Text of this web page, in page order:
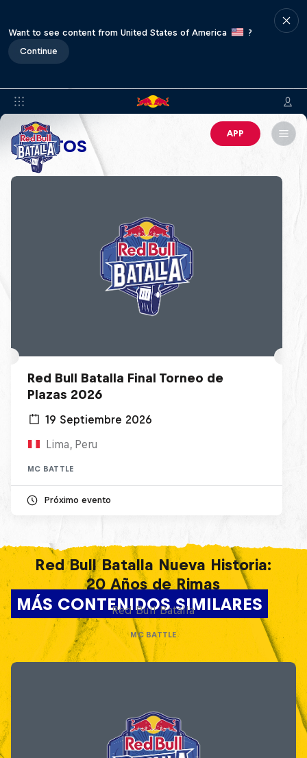
Want to see content from United States of America
?
Continue
APP
EVENTOS
Red Bull Batalla Final Torneo de
Plazas 2026
19 Septiembre 2026
Lima, Peru
MC BATTLE
Próximo evento
MÁS CONTENIDOS SIMILARES
Red Bull Batalla Nueva Historia:
20 Años de Rimas
Red Bull Batalla
MC BATTLE